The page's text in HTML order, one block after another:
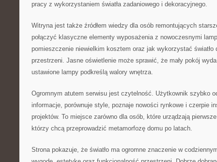
pracy z wykorzystaniem światła zadaniowego i dekoracyjnego.
Witryna jest także źródłem wiedzy dla osób remontujących
połączyć klasyczne elementy wyposażenia z nowoczesnymi
pomieszczenie niewielkim kosztem oraz jak wykorzystać światło
przestrzeni. Jasne oświetlenie może sprawić, że mały pokój
ustawione lampy podkreślą walory wnętrza.
Ogromnym atutem serwisu jest czytelność. Użytkownik szybko
informacje, porównuje style, poznaje nowości rynkowe i czerpie
projektów. To miejsce zarówno dla osób, które urządzają
którzy chcą przeprowadzić metamorfozę domu po latach.
Strona pokazuje, że światło ma ogromne znaczenie w